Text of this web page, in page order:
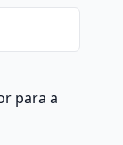
para a